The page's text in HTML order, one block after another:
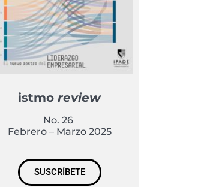
istmoreview
No. 26
Febrero – Marzo 2025
SUSCRÍBETE